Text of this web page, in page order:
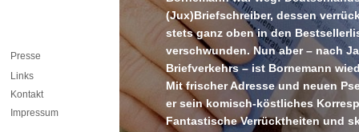
(Jux)Briefschreiber, dessen
stets ganz oben in den
verschwunden. Nun aber – nach
Briefverkehrs – ist Bornemann
Mit frischer Adresse und neuen
er sein komisch-köstliches
Fantastische Verrücktheiten und
Links
Kontakt
Impressum
Presse